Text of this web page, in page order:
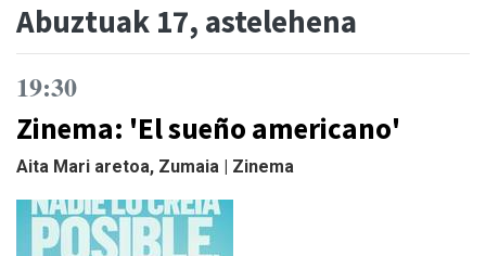
Abuztuak 17, astelehena
19:30
Zinema: 'El sueño americano'
Aita Mari aretoa, Zumaia | Zinema